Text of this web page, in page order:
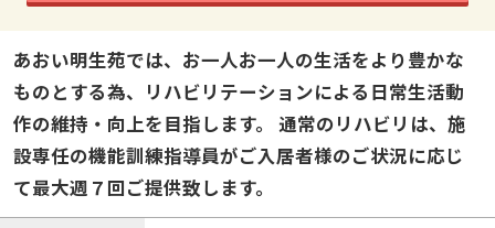
あおい明生苑では、お一人お一人の生活をより豊かな
ものとする為、リハビリテーションによる日常生活動
作の維持・向上を目指します。 通常のリハビリは、施
設専任の機能訓練指導員がご入居者様のご状況に応じ
て最大週７回ご提供致します。